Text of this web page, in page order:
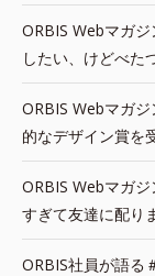
ORBIS Webマガ
したい、けどべた
ORBIS Webマガ
的なデザイン賞を
ORBIS Webマガ
すぎて友達に配り
ORBIS社員が語る